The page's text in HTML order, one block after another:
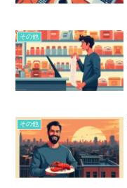
その他
その他